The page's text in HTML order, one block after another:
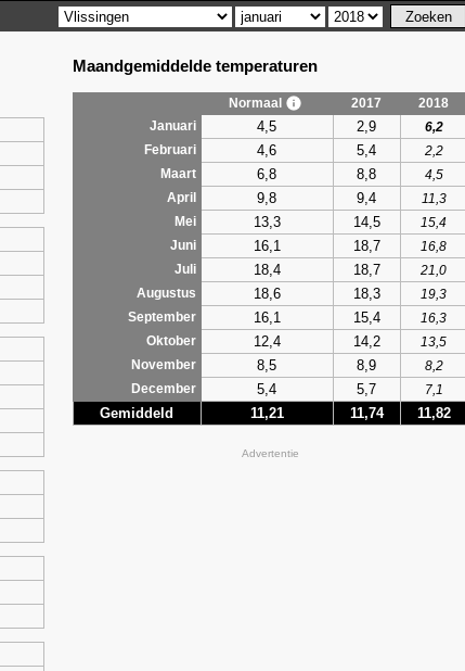
Maandgemiddelde temperaturen
Normaal 2017
2018
Januari
4,5 2,9
6,2
Februari
4,6 5,4
2,2
Maart
6,8 8,8
4,5
April
9,8 9,4
11,3
Mei
13,3 14,5
15,4
Juni
16,1 18,7
16,8
Juli
18,4 18,7
21,0
Augustus
18,6 18,3
19,3
September
16,1 15,4
16,3
Oktober
12,4 14,2
13,5
November
8,5 8,9
8,2
December
5,4 5,7 7,1
Gemiddeld 11,21 11,74 11,82
Advertentie